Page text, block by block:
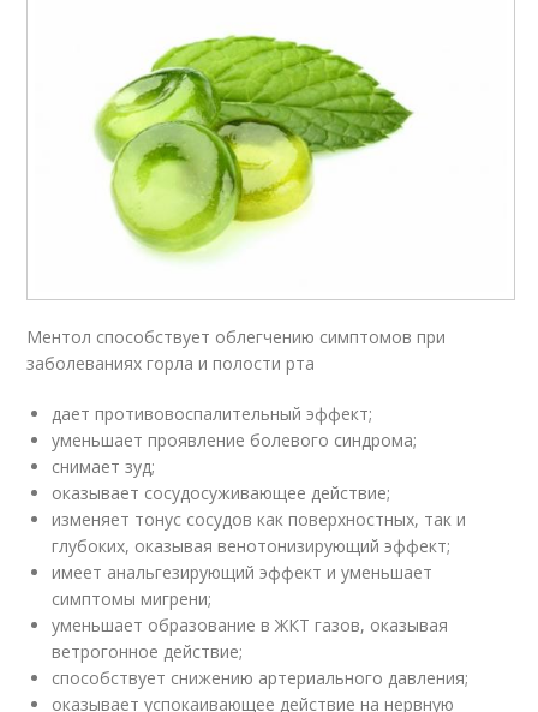
Ментол способствует облегчению симптомов при
заболеваниях горла и полости рта
дает противовоспалительный эффект;
уменьшает проявление болевого синдрома;
снимает зуд;
оказывает сосудосуживающее действие;
изменяет тонус сосудов как поверхностных, так и
глубоких, оказывая венотонизирующий эффект;
имеет анальгезирующий эффект и уменьшает
симптомы мигрени;
уменьшает образование в ЖКТ газов, оказывая
ветрогонное действие;
способствует снижению артериального давления;
оказывает успокаивающее действие на нервную